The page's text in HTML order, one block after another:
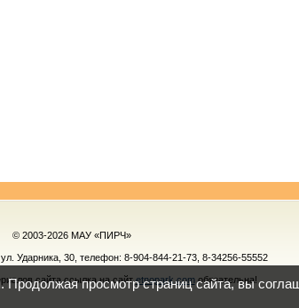
© 2003-2026 МАУ «ПИРЧ»
Ударника, 30, телефон: 8-904-844-21-73, 8-34256-55552
сайта ссылка на сайтetnopark.comобязательна!
просмотр страниц сайта, вы